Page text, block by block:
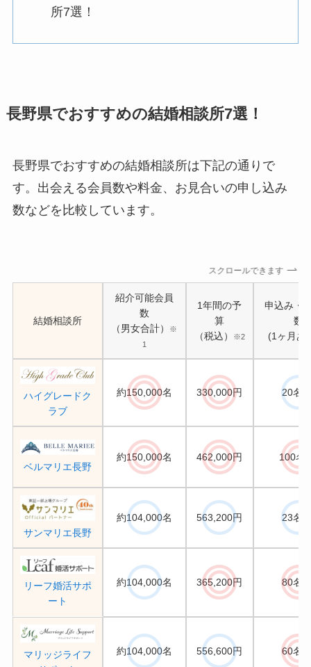
所7選！
長野県でおすすめの結婚相談所7選！
長野県でおすすめの結婚相談所は下記の通りで
す。出会える会員数や料金、お見合いの申し込み
数などを比較しています。
スクロールできます
結婚相談所
紹介可能会員
数
（男女合計）
※
1
1年間の予
算
（税込）
※2
申込み・
数
(1ヶ月あ
ハイグレードク
ラブ
約150,000名 330,000円 20名/
ベルマリエ長野
約150,000名 462,000円 100名/
サンマリエ長野
約104,000名 563,200円 23名/
リーフ婚活サポ
ート
約104,000名 365,200円 80名/
マリッジライフ
約104,000名 556,600円 60名/